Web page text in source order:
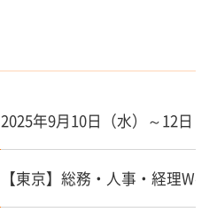
2025年9月10日（水）～12日（
【東京】総務・人事・経理